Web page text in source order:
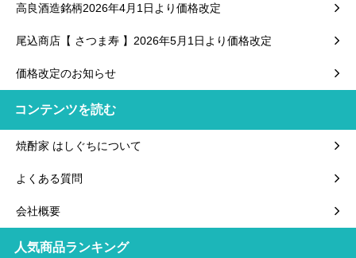
高良酒造銘柄2026年4月1日より価格改定
尾込商店【 さつま寿 】2026年5月1日より価格改定
価格改定のお知らせ
コンテンツを読む
焼酎家 はしぐちについて
よくある質問
会社概要
人気商品ランキング